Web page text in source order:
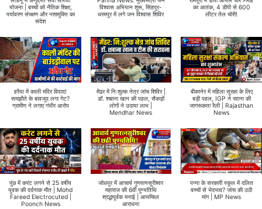
योजना | बच्चों को नैतिक शिक्षा,
पर्यावरण संरक्षण और नशामुक्ति का
संदेश
विश्वास अभियान शुरू, सिंहपुर-
धरमपुर में लगे जन विश्वास शिविर
का आतंक, 4 डीपी से 600
लीटर तेल चोरी!
हरैया में काली मंदिर विवाद!
समझौते के बावजूद लगा गेट?
ग्रामीण ने लगाए गंभीर आरोप
मेंढर में निःशुल्क नेत्र जांच शिविर |
डॉ. शबाना खान की पहल, सैकड़ों
लोगों ने उठाया लाभ |
Mendhar News
बीकानेर में महिला सुरक्षा के लिए
बड़ी पहल, IGP ने रवाना की
जागरूकता रैली | Rajasthan
News
पुंछ में करंट लगने से 25 वर्षीय
युवक की दर्दनाक मौत | Mohd
Fareed Electrocuted |
Poonch News
जोधपुर में आचार्य गुणरत्नसूरीश्वर
महाराज की 6वीं पुण्यतिथि
श्रद्धापूर्वक मनाई | आयम्बिल
आराधना
पन्ना के सरकारी स्कूल में दलित
बच्चों से भेदभाव? जांच की उठी
मांग | MP News